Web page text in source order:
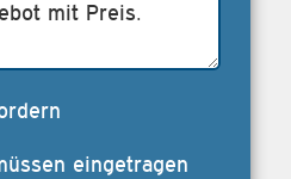
eingetragen